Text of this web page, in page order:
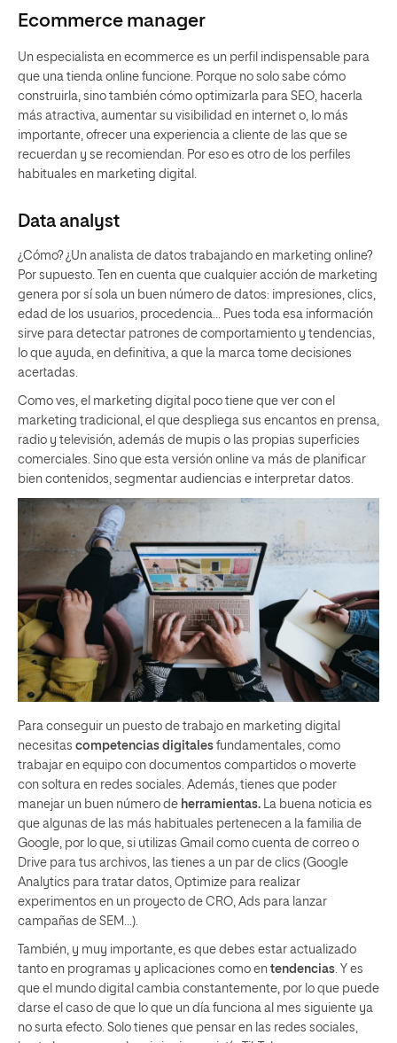
Ecommerce manager
Un especialista en ecommerce es un perfil indispensable para
que una tienda online funcione. Porque no solo sabe cómo
construirla, sino también cómo optimizarla para SEO, hacerla
más atractiva, aumentar su visibilidad en internet o, lo más
importante, ofrecer una experiencia a cliente de las que se
recuerdan y se recomiendan. Por eso es otro de los perfiles
habituales en marketing digital.
Data analyst
¿Cómo? ¿Un analista de datos trabajando en marketing online?
Por supuesto. Ten en cuenta que cualquier acción de marketing
genera por sí sola un buen número de datos: impresiones, clics,
edad de los usuarios, procedencia… Pues toda esa información
sirve para detectar patrones de comportamiento y tendencias,
lo que ayuda, en definitiva, a que la marca tome decisiones
acertadas.
Como ves, el marketing digital poco tiene que ver con el
marketing tradicional, el que despliega sus encantos en prensa,
radio y televisión, además de mupis o las propias superficies
comerciales. Sino que esta versión online va más de planificar
bien contenidos, segmentar audiencias e interpretar datos.
Para conseguir un puesto de trabajo en marketing digital
necesitas competencias digitales fundamentales, como
trabajar en equipo con documentos compartidos o moverte
con soltura en redes sociales. Además, tienes que poder
manejar un buen número de herramientas. La buena noticia es
que algunas de las más habituales pertenecen a la familia de
Google, por lo que, si utilizas Gmail como cuenta de correo o
Drive para tus archivos, las tienes a un par de clics (Google
Analytics para tratar datos, Optimize para realizar
experimentos en un proyecto de CRO, Ads para lanzar
campañas de SEM…).
También, y muy importante, es que debes estar actualizado
tanto en programas y aplicaciones como en tendencias . Y es
que el mundo digital cambia constantemente, por lo que puede
darse el caso de que lo que un día funciona al mes siguiente ya
no surta efecto. Solo tienes que pensar en las redes sociales,